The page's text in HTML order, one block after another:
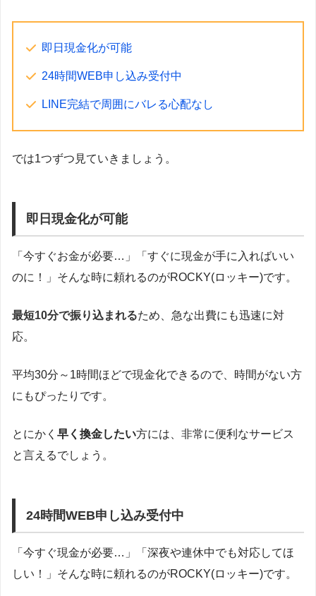
即日現金化が可能
24時間WEB申し込み受付中
LINE完結で周囲にバレる心配なし
では1つずつ見ていきましょう。
即日現金化が可能
「今すぐお金が必要…」「すぐに現金が手に入ればいい
のに！」そんな時に頼れるのがROCKY(ロッキー)です。
最短10分で振り込まれるため、急な出費にも迅速に対
応。
平均30分～1時間ほどで現金化できるので、時間がない方
にもぴったりです。
とにかく 早く換金したい方には、非常に便利なサービス
と言えるでしょう。
24時間WEB申し込み受付中
「今すぐ現金が必要…」「深夜や連休中でも対応してほ
しい！」そんな時に頼れるのがROCKY(ロッキー)です。